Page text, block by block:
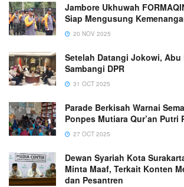
Jambore Ukhuwah
Siap Mengusung
20 NOV 2025
Setelah Datangi Jokowi, Abu
Sambangi DPR
31 OCT 2025
Parade Berkisah Warnai
Ponpes Mutiara Qur’an Putri
27 OCT 2025
Dewan Syariah Kota
Minta Maaf, Terkait Konten
dan Pesantren